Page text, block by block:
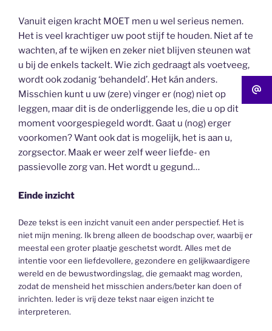
Vanuit eigen kracht MOET men u wel serieus nemen.
Het is veel krachtiger uw poot stijf te houden. Niet af te
wachten, af te wijken en zeker niet blijven steunen wat
u bij de enkels tackelt. Wie zich gedraagt als voetveeg,
wordt ook zodanig ‘behandeld’. Het kán anders.
Misschien kunt u uw (zere) vinger er (nog) niet op
leggen, maar dit is de onderliggende les, die u op dit
moment voorgespiegeld wordt. Gaat u (nog) erger
voorkomen? Want ook dat is mogelijk, het is aan u,
zorgsector. Maak er weer zelf weer liefde- en
passievolle zorg van. Het wordt u gegund…
Einde inzicht
Deze tekst is een inzicht vanuit een ander perspectief. Het is
niet mijn mening. Ik breng alleen de boodschap over, waarbij er
meestal een groter plaatje geschetst wordt. Alles met de
intentie voor een liefdevollere, gezondere en gelijkwaardigere
wereld en de bewustwordingslag, die gemaakt mag worden,
zodat de mensheid het misschien anders/beter kan doen of
inrichten. Ieder is vrij deze tekst naar eigen inzicht te
interpreteren.